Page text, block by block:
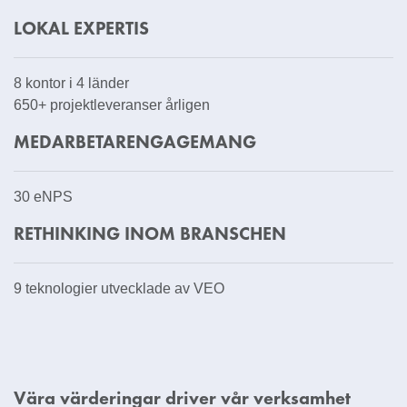
LOKAL EXPERTIS
8 kontor i 4 länder
650+ projektleveranser årligen
MEDARBETARENGAGEMANG
30 eNPS
RETHINKING INOM BRANSCHEN
9 teknologier utvecklade av VEO
Vära värderingar driver vår verksamhet